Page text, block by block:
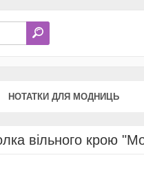
НОТАТКИ ДЛЯ МОДНИЦЬ
вільного крою